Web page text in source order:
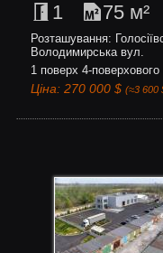
1 75 м²
Розташування:
Володимирська вул.
1 поверх 4-
Ціна: 270 000 $ (≈3 600